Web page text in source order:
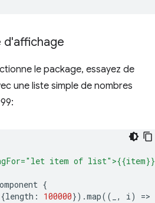
le package, essayez de
une liste simple de nombres
item of
{
length : 100000}).map(( , i) =>